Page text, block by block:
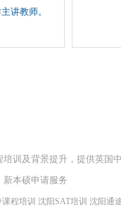
讲教师。
训及背景提升，提供英国
新本硕申请服务
程培训 沈阳SAT培训 沈阳通